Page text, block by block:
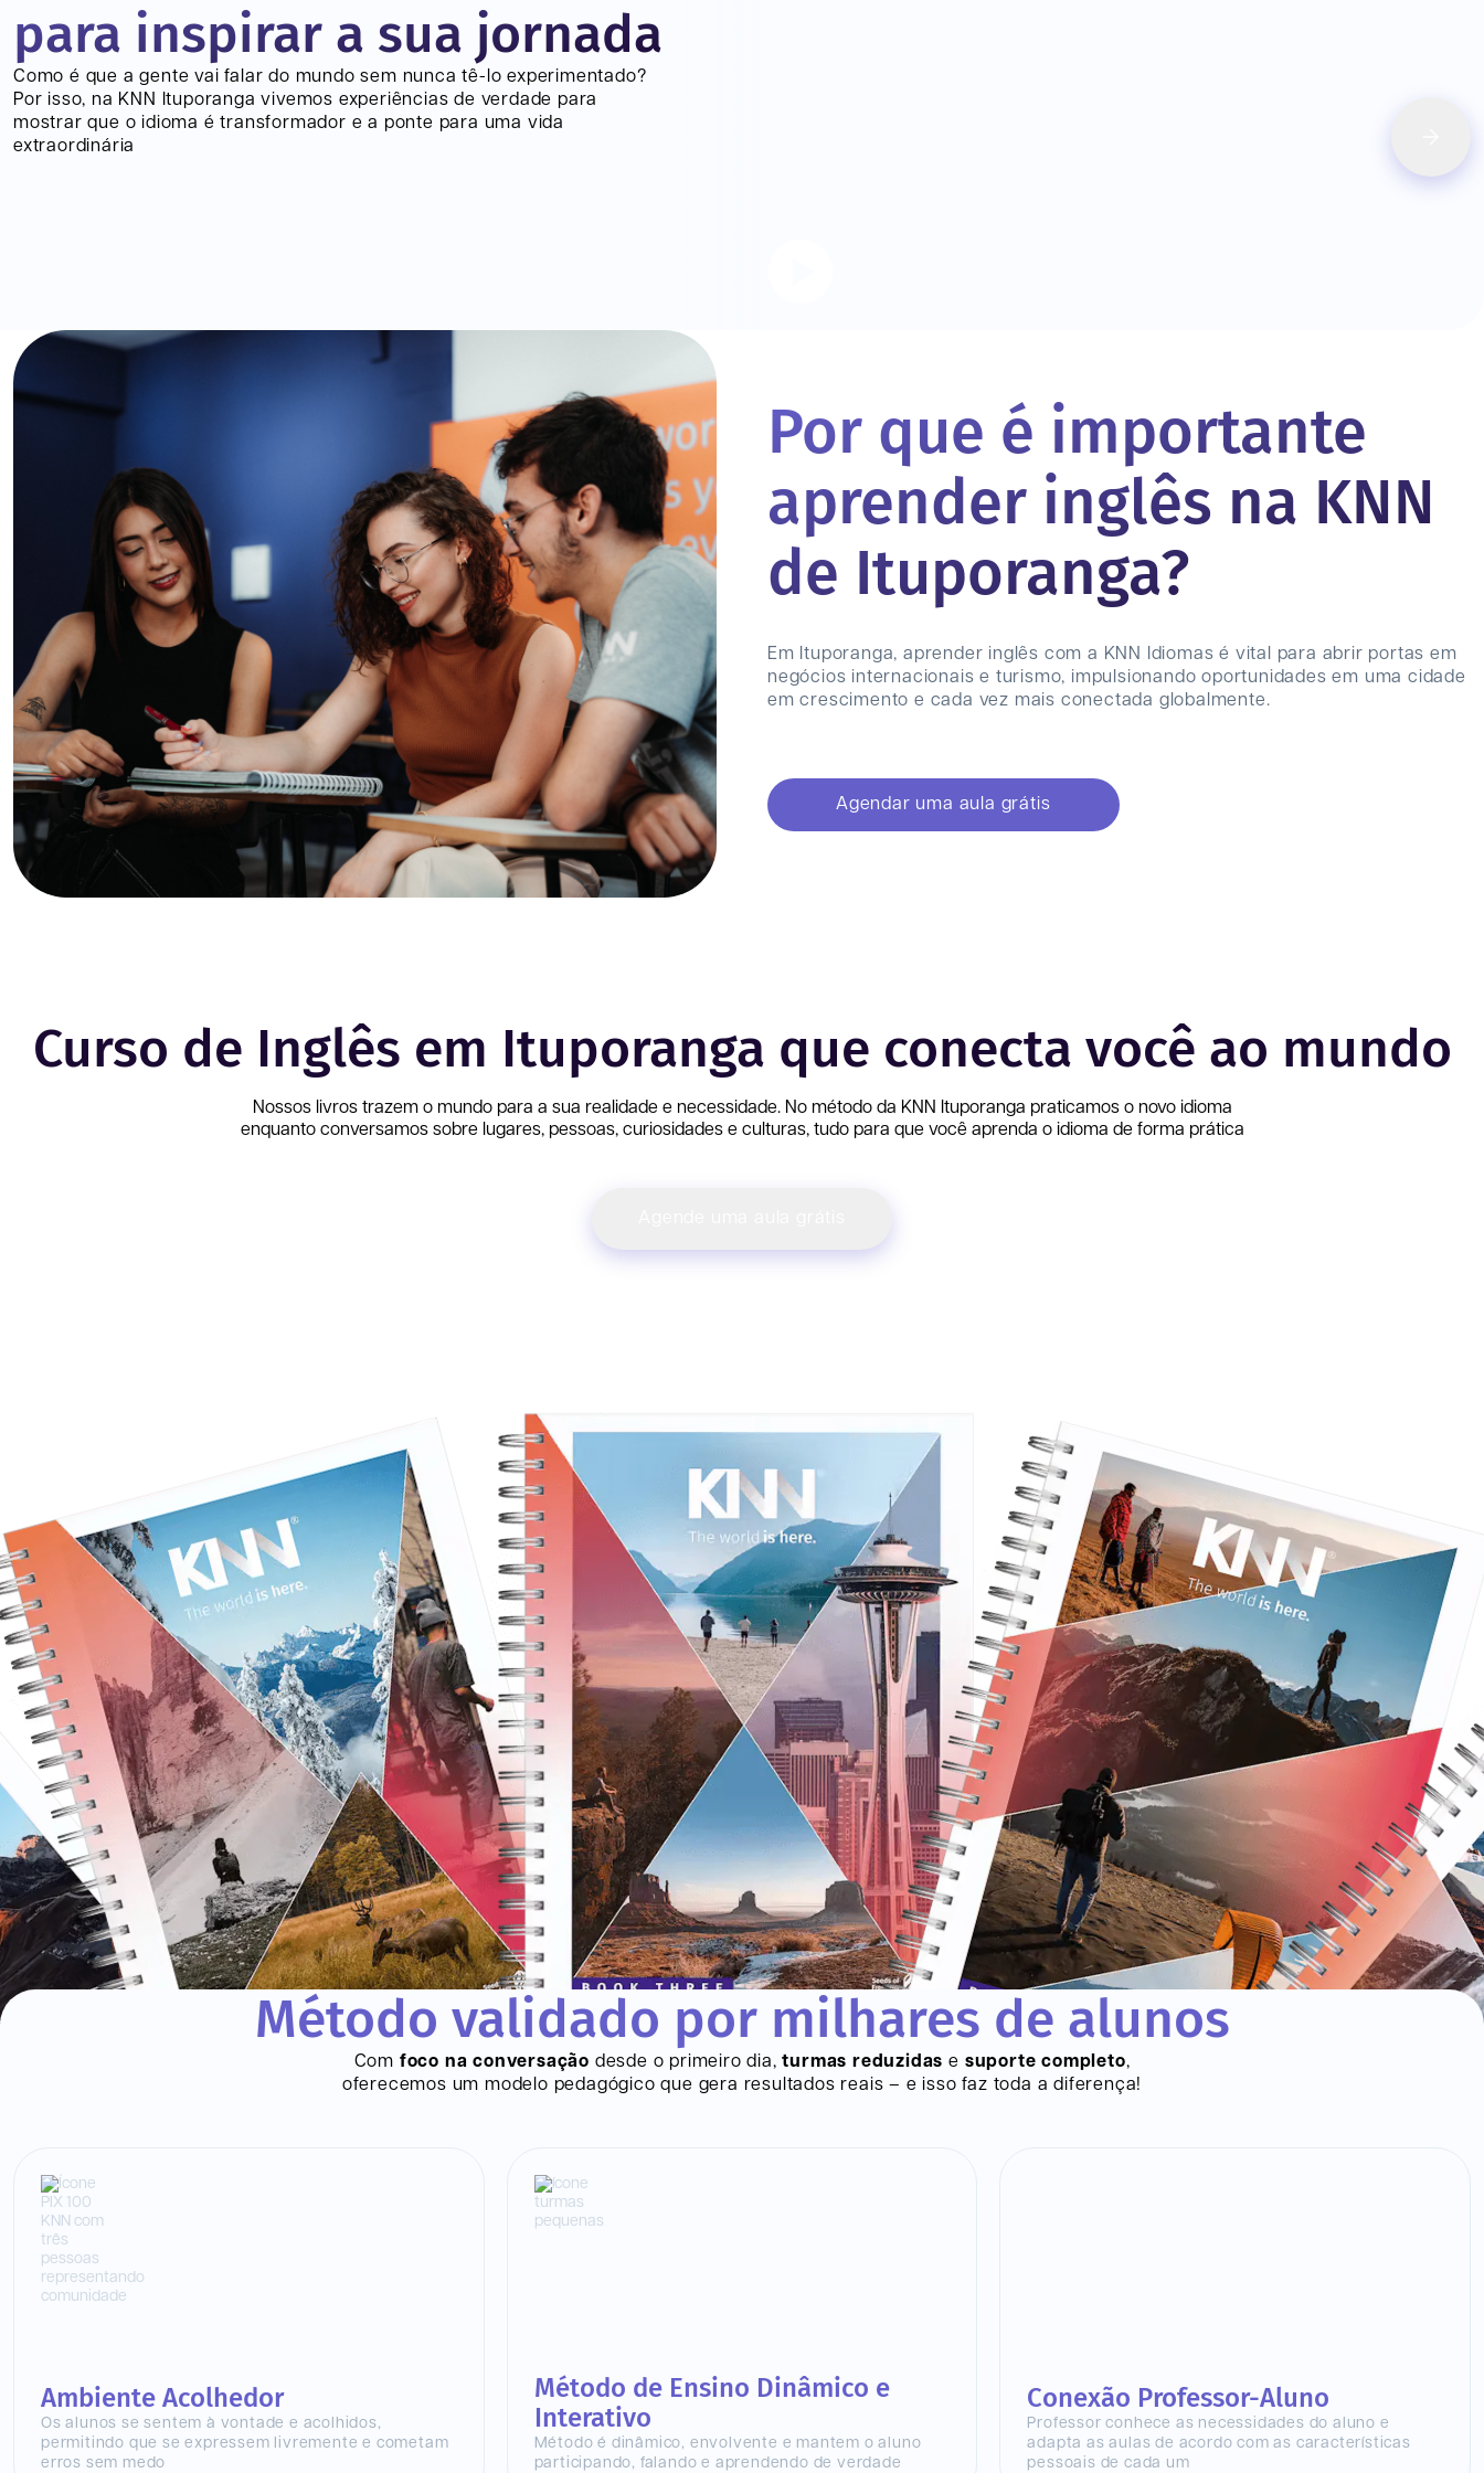
para inspirar a sua jornada
Como é que a gente vai falar do mundo sem nunca tê-lo experimentado?
Por isso, na KNN
Ituporanga vivemos experiências de verdade para
mostrar que o idioma é transformador e a ponte para uma vida
extraordinária
Por que é importante
aprender inglês na KNN
de Ituporanga?
Em Ituporanga, aprender inglês com a KNN Idiomas é vital para abrir portas em
negócios internacionais e turismo, impulsionando oportunidades em uma cidade
em crescimento e cada vez mais conectada globalmente.
Agendar uma aula grátis
Curso de Inglês em Ituporanga que conecta você ao mundo
Nossos livros trazem o mundo para a sua realidade e necessidade. No método da KNN Ituporanga praticamos o novo idioma
enquanto conversamos sobre lugares, pessoas, curiosidades e culturas, tudo para que você aprenda o idioma de forma prática
Método validado por milhares de alunos
Com foco na conversação desde o primeiro dia, turmas reduzidas e suporte completo,
oferecemos um modelo pedagógico que gera resultados reais – e isso faz toda a diferença!
Ambiente Acolhedor
Os alunos se sentem à vontade e acolhidos,
permitindo que se expressem livremente e cometam
erros sem medo
Método de Ensino Dinâmico e
Interativo
Método é dinâmico, envolvente e mantem o aluno
participando, falando e aprendendo de verdade
Conexão Professor-Aluno
Professor conhece as necessidades do aluno e
adapta as aulas de acordo com as características
pessoais de cada um